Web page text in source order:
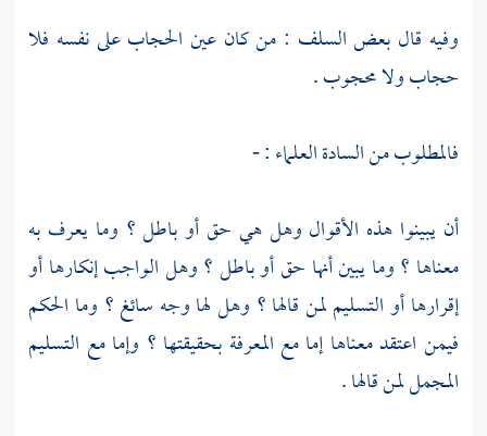
وفيه قال بعض السلف : من كان عين الحجاب على نفسه فلا
حجاب ولا محجوب .
فالمطلوب من السادة العلماء : -
أن يبينوا هذه الأقوال وهل هي حق أو باطل ؟ وما يعرف به
معناها ؟ وما يبين أنها حق أو باطل ؟ وهل الواجب إنكارها أو
إقرارها أو التسليم لمن قالها ؟ وهل لها وجه سائغ ؟ وما الحكم
فيمن اعتقد معناها إما مع المعرفة بحقيقتها ؟ وإما مع التسليم
المجمل لمن قالها .